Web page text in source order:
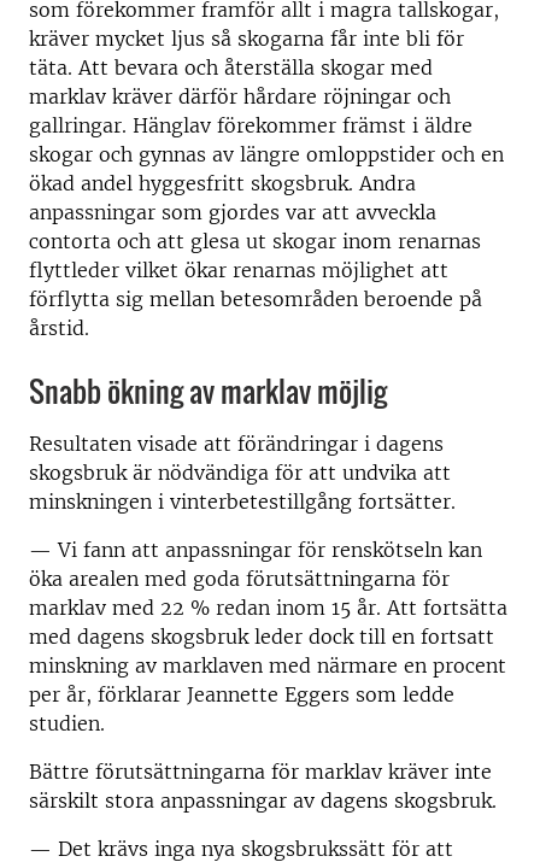
som förekommer framför allt i magra tallskogar,
kräver mycket ljus så skogarna får inte bli för
täta. Att bevara och återställa skogar med
marklav kräver därför hårdare röjningar och
gallringar. Hänglav förekommer främst i äldre
skogar och gynnas av längre omloppstider och en
ökad andel hyggesfritt skogsbruk. Andra
anpassningar som gjordes var att avveckla
contorta och att glesa ut skogar inom renarnas
flyttleder vilket ökar renarnas möjlighet att
förflytta sig mellan betesområden beroende på
årstid.
Snabb ökning av marklav möjlig
Resultaten visade att förändringar i dagens
skogsbruk är nödvändiga för att undvika att
minskningen i vinterbetestillgång fortsätter.
— Vi fann att anpassningar för renskötseln kan
öka arealen med goda förutsättningarna för
marklav med 22 % redan inom 15 år. Att fortsätta
med dagens skogsbruk leder dock till en fortsatt
minskning av marklaven med närmare en procent
per år, förklarar Jeannette Eggers som ledde
studien.
Bättre förutsättningarna för marklav kräver inte
särskilt stora anpassningar av dagens skogsbruk.
— Det krävs inga nya skogsbrukssätt för att